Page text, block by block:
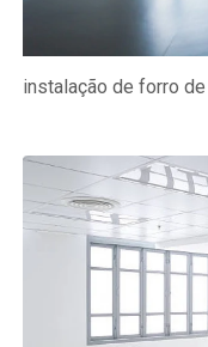
instalação de forro